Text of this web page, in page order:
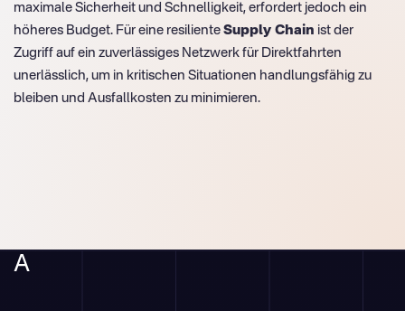
maximale Sicherheit und Schnelligkeit, erfordert jedoch ein
höheres Budget. Für eine resiliente Supply Chain ist der
Zugriff auf ein zuverlässiges Netzwerk für Direktfahrten
unerlässlich, um in kritischen Situationen handlungsfähig zu
bleiben und Ausfallkosten zu minimieren.
A